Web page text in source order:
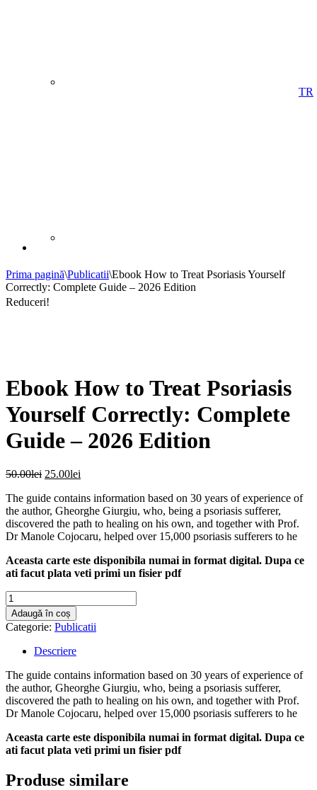
TR
Prima pagină\Publicatii\Ebook How to Treat Psoriasis Yourself
Correctly: Complete Guide – 2026 Edition
Reduceri!
Ebook How to Treat Psoriasis
Yourself Correctly: Complete
Guide – 2026 Edition
50.00lei Prețul
a
fost:
50.00lei.
25.00lei
este:
25.00lei.
The guide contains information based on 30 years of experience of
the author, Gheorghe Giurgiu, who, being a psoriasis sufferer,
discovered the path to healing on his own, and together with Prof.
Dr Manole Cojocaru, helped over 15,000 psoriasis sufferers to he
Aceasta carte este disponibila numai in format digital. Dupa ce
ati facut plata veti primi un fisier pdf
Cantitate
Ebook
How
to
Treat
Psoriasis
Yourself
Correctly:
Complete
Guide
2026
Edition
Adaugă în coș
Categorie: Publicatii
Descriere
The guide contains information based on 30 years of experience of
the author, Gheorghe Giurgiu, who, being a psoriasis sufferer,
discovered the path to healing on his own, and together with Prof.
Dr Manole Cojocaru, helped over 15,000 psoriasis sufferers to he
Aceasta carte este disponibila numai in format digital. Dupa ce
ati facut plata veti primi un fisier pdf
Produse similare